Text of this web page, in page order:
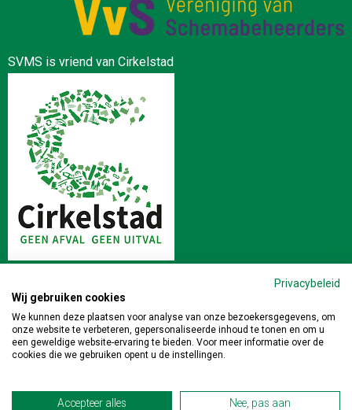
SVMS is vriend van Cirkelstad
Stichting Veilig en Milieukundig Slopen | Postbus 64 4190 CB
GELDERMALSEN | 0345-471391 |info@veiligslopen.nl
Disclaimer
Privacybeleid
Wij gebruiken cookies
We kunnen deze plaatsen voor analyse van onze bezoekersgegevens, om
onze website te verbeteren, gepersonaliseerde inhoud te tonen en om u
een geweldige website-ervaring te bieden. Voor meer informatie over de
cookies die we gebruiken opent u de instellingen.
Accepteer alles Nee, pas aan